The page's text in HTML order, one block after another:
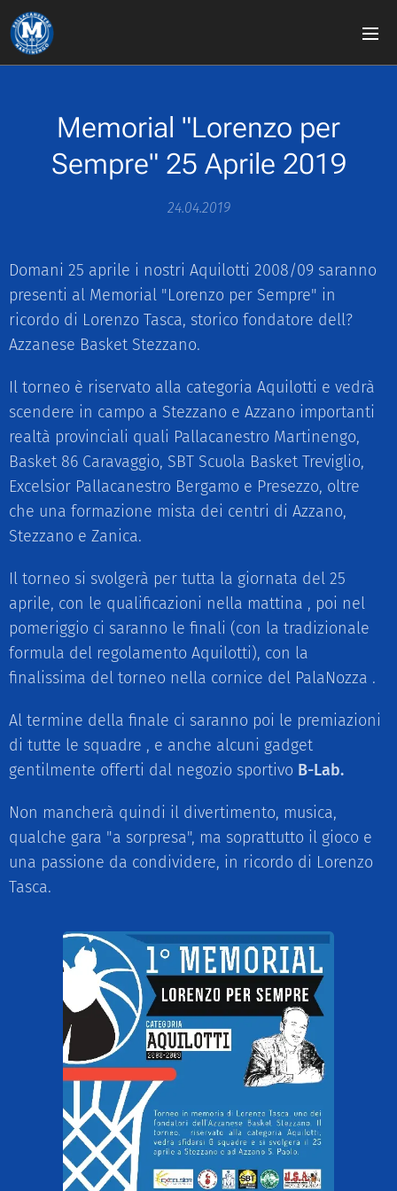
Memorial "Lorenzo per
Sempre" 25 Aprile 2019
24.04.2019
Domani 25 aprile i nostri Aquilotti 2008/09 saranno
presenti al Memorial "Lorenzo per Sempre" in
ricordo di Lorenzo Tasca, storico fondatore dell?
Azzanese Basket Stezzano.
Il torneo è riservato alla categoria Aquilotti e vedrà
scendere in campo a Stezzano e Azzano importanti
realtà provinciali quali Pallacanestro Martinengo,
Basket 86 Caravaggio, SBT Scuola Basket Treviglio,
Excelsior Pallacanestro Bergamo e Presezzo, oltre
che una formazione mista dei centri di Azzano,
Stezzano e Zanica.
Il torneo si svolgerà per tutta la giornata del 25
aprile, con le qualificazioni nella mattina , poi nel
pomeriggio ci saranno le finali (con la tradizionale
formula del regolamento Aquilotti), con la
finalissima del torneo nella cornice del PalaNozza .
Al termine della finale ci saranno poi le premiazioni
di tutte le squadre , e anche alcuni gadget
gentilmente offerti dal negozio sportivo B-Lab.
Non mancherà quindi il divertimento, musica,
qualche gara "a sorpresa", ma soprattutto il gioco e
una passione da condividere, in ricordo di Lorenzo
Tasca.